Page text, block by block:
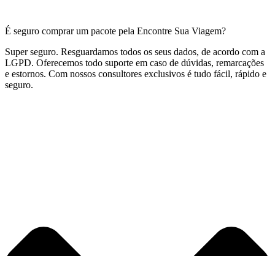
É seguro comprar um pacote pela Encontre Sua Viagem?
Super seguro. Resguardamos todos os seus dados, de acordo com a
LGPD. Oferecemos todo suporte em caso de dúvidas, remarcações
e estornos. Com nossos consultores exclusivos é tudo fácil, rápido e
seguro.